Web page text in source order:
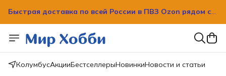
Быстрая доставка по всей России в ПВЗ Ozon рядом с
КолумбусАкцииБестселлерыНовинкиНовости и статьи